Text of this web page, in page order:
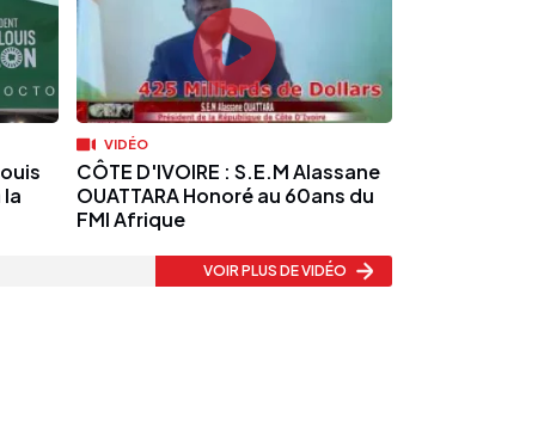
VIDÉO
CÔTE D'IVOIRE : S.E.M Alassane
OUATTARA Honoré au 60ans du
FMI Afrique
VOIR PLUS DE VIDÉO